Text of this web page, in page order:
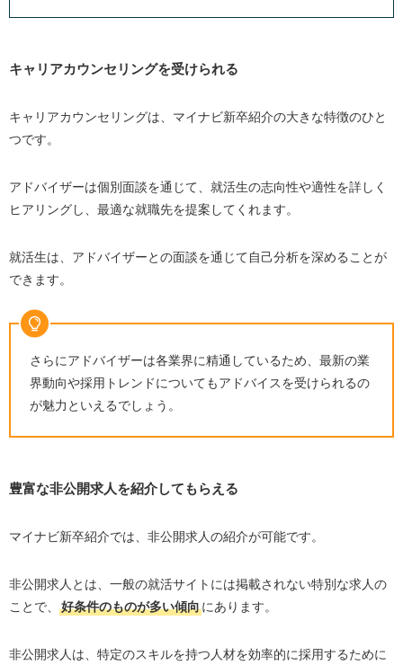
キャリアカウンセリングを受けられる
キャリアカウンセリングは、マイナビ新卒紹介の大きな特徴のひと
つです。
アドバイザーは個別面談を通じて、就活生の志向性や適性を詳しく
ヒアリングし、最適な就職先を提案してくれます。
就活生は、アドバイザーとの面談を通じて自己分析を深めることが
できます。
さらにアドバイザーは各業界に精通しているため、最新の業
界動向や採用トレンドについてもアドバイスを受けられるの
が魅力といえるでしょう。
豊富な非公開求人を紹介してもらえる
マイナビ新卒紹介では、非公開求人の紹介が可能です。
非公開求人とは、一般の就活サイトには掲載されない特別な求人の
ことで、
好条件のものが多い傾向にあります。
非公開求人は、特定のスキルを持つ人材を効率的に採用するために